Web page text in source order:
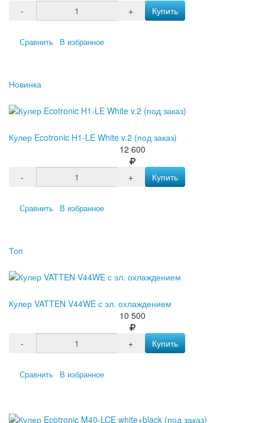
- + Купить
Сравнить В избранное
Новинка
Кулер Ecotronic H1-LE White v.2 (под заказ)
12 600
- + Купить
Сравнить В избранное
Топ
Кулер VATTEN V44WE с эл. охлаждением
10 500
- + Купить
Сравнить В избранное